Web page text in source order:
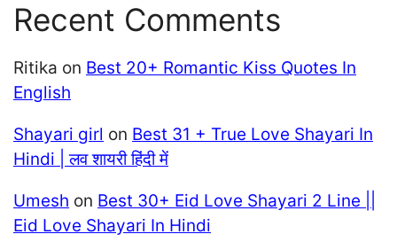
Recent Comments
Ritika on Best 20+ Romantic Kiss Quotes In
English
Shayari girl on Best 31 + True Love Shayari In
Hindi | लव शायरी हिंदी में
Umesh on Best 30+ Eid Love Shayari 2 Line ||
Eid Love Shayari In Hindi